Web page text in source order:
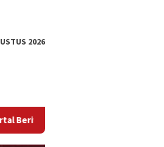
2026
& Terpercaya